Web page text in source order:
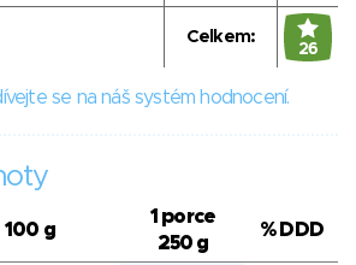
Celkem:
26
se na náš systém hodnocení.
100 g
1 porce
250 g
% DDD